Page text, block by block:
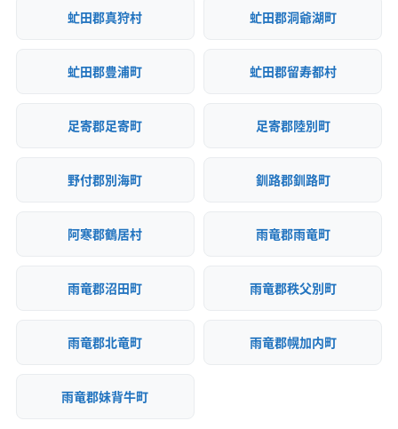
虻田郡真狩村 虻田郡洞爺湖町
虻田郡豊浦町 虻田郡留寿都村
足寄郡足寄町 足寄郡陸別町
野付郡別海町 釧路郡釧路町
阿寒郡鶴居村 雨竜郡雨竜町
雨竜郡沼田町 雨竜郡秩父別町
雨竜郡北竜町 雨竜郡幌加内町
雨竜郡妹背牛町